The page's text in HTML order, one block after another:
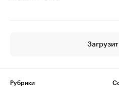
Рубрики